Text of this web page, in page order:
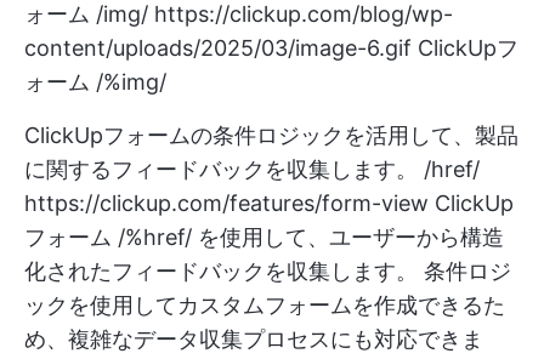
ォーム /img/ https://clickup.com/blog/wp-
content/uploads/2025/03/image-6.gif ClickUpフ
ォーム /%img/
ClickUpフォームの条件ロジックを活用して、製品
に関するフィードバックを収集します。 /href/
https://clickup.com/features/form-view ClickUp
フォーム /%href/ を使用して、ユーザーから構造
化されたフィードバックを収集します。 条件ロジ
ックを使用してカスタムフォームを作成できるた
め、複雑なデータ収集プロセスにも対応できま